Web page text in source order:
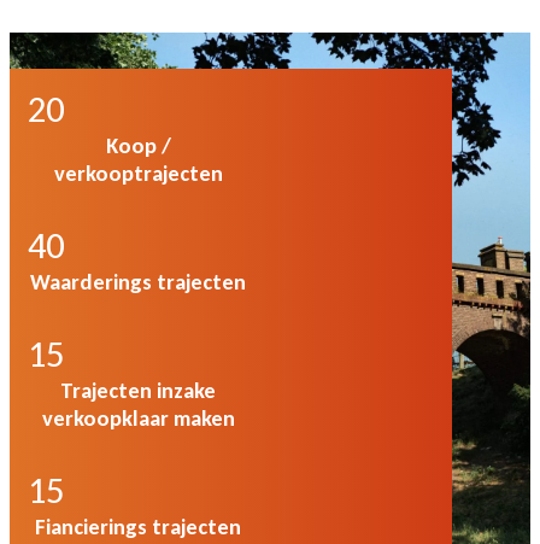
20
Koop /
verkooptrajecten
40
Waarderings trajecten
15
Trajecten inzake
verkoopklaar maken
15
Fiancierings trajecten